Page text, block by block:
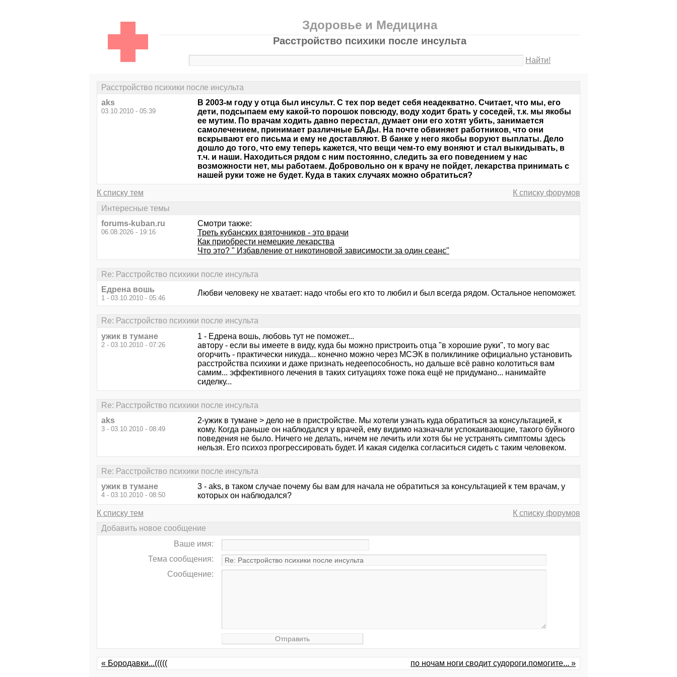
Здоровье и Медицина
Расстройство психики после инсульта
Найти!
Расстройство психики после инсульта
aks
03.10.2010 - 05:39
В 2003-м году у отца был инсульт. С тех пор ведет себя неадекватно. Считает, что мы, его
дети, подсыпаем ему какой-то порошок повсюду, воду ходит брать у соседей, т.к. мы якобы
ее мутим. По врачам ходить давно перестал, думает они его хотят убить, занимается
самолечением, принимает различные БАДы. На почте обвиняет работников, что они
вскрывают его письма и ему не доставляют. В банке у него якобы воруют выплаты. Дело
дошло до того, что ему теперь кажется, что вещи чем-то ему воняют и стал выкидывать, в
т.ч. и наши. Находиться рядом с ним постоянно, следить за его поведением у нас
возможности нет, мы работаем. Добровольно он к врачу не пойдет, лекарства принимать с
нашей руки тоже не будет. Куда в таких случаях можно обратиться?
К списку тем
К списку форумов
Интересные темы
forums-kuban.ru
06.08.2026 - 19:16
Смотри также:
Треть кубанских взяточников - это врачи
Как приобрести немецкие лекарства
Что это? " Избавление от никотиновой зависимости за один сеанс"
Re: Расстройство психики после инсульта
Едрена вошь
1 - 03.10.2010 - 05:46
Любви человеку не хватает: надо чтобы его кто то любил и был всегда рядом. Остальное непоможет.
Re: Расстройство психики после инсульта
ужик в тумане
2 - 03.10.2010 - 07:26
1 - Едрена вошь, любовь тут не поможет...
автору - если вы имеете в виду, куда бы можно пристроить отца "в хорошие руки", то могу вас
огорчить - практически никуда... конечно можно через МСЭК в поликлинике официально установить
расстройства психики и даже признать недеепособность, но дальше всё равно колотиться вам
самим... эффективного лечения в таких ситуациях тоже пока ещё не придумано... нанимайте
сиделку...
Re: Расстройство психики после инсульта
aks
3 - 03.10.2010 - 08:49
2-ужик в тумане > дело не в пристройстве. Мы хотели узнать куда обратиться за консультацией, к
кому. Когда раньше он наблюдался у врачей, ему видимо назначали успокаивающие, такого буйного
поведения не было. Ничего не делать, ничем не лечить или хотя бы не устранять симптомы здесь
нельзя. Его психоз прогрессировать будет. И какая сиделка согласиться сидеть с таким человеком.
Re: Расстройство психики после инсульта
ужик в тумане
4 - 03.10.2010 - 08:50
3 - aks, в таком случае почему бы вам для начала не обратиться за консультацией к тем врачам, у
которых он наблюдался?
К списку тем
К списку форумов
Добавить новое сообщение
Ваше имя:
Тема сообщения:
Сообщение:
« Бородавки...((((( по ночам ноги сводит судороги.помогите... »